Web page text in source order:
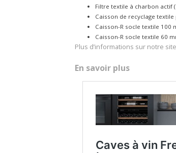
Filtre textile à charbon actif
Caisson de recyclage
Caisson-R socle textile 100
Caisson-R socle textile 60
Plus d’informations sur notre
En savoir plus